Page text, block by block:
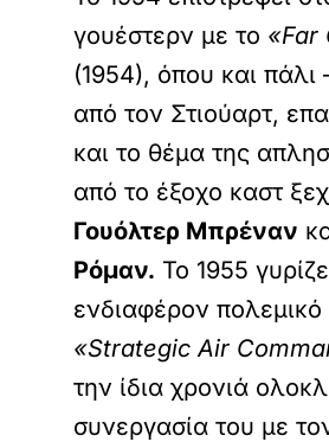
γουέστερν με το «Far
(1954), όπου και πάλι
από τον Στιούαρτ,
και το θέμα της
από το έξοχο καστ
Γουόλτερ Μπρέναν
Ρόμαν. Το 1955
ενδιαφέρον
«Strategic Air
την ίδια χρονιά
συνεργασία του με